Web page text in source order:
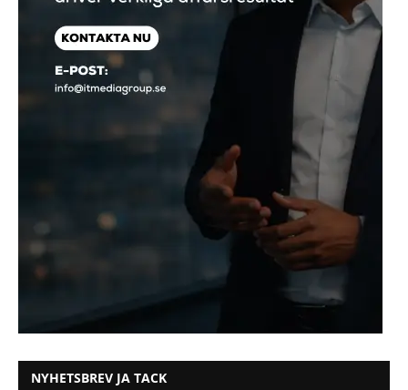
NYHETSBREV JA TACK